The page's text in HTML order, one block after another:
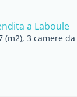
a Laboule
(m2), 3 camere